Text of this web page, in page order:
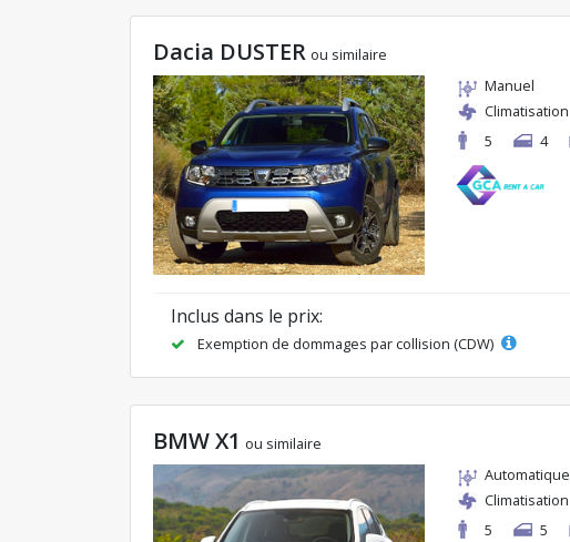
Dacia DUSTER ou similaire
Manuel
Climatisation
5
4
Inclus dans le prix:
Exemption de dommages par collision (CDW)
BMW X1 ou similaire
Automatique
Climatisation
5
5